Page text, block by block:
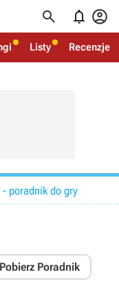
  
Listy Recenzje
poradnik do gry
Pobierz Poradnik